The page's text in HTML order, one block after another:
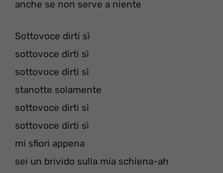
anche se non serve a niente
Sottovoce dirti sì
sottovoce dirti sì
sottovoce dirti sì
stanotte solamente
sottovoce dirti sì
sottovoce dirti sì
mi sfiori appena
sei un brivido sulla mia schiena-ah